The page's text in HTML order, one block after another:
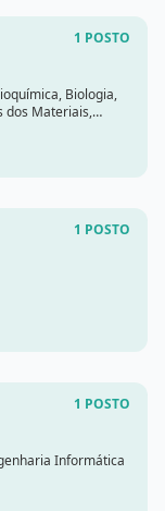
1 POSTO
Biologia,
dos Materiais,
1 POSTO
1 POSTO
Informática